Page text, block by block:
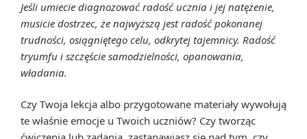
Jeśli umiecie diagnozować radość ucznia i jej natężenie,
musicie dostrzec, że najwyższą jest radość pokonanej
trudności, osiągniętego celu, odkrytej tajemnicy. Radość
tryumfu i szczęście samodzielności, opanowania,
władania.
Czy Twoja lekcja albo przygotowane materiały wywołują
te właśnie emocje u Twoich uczniów? Czy tworząc